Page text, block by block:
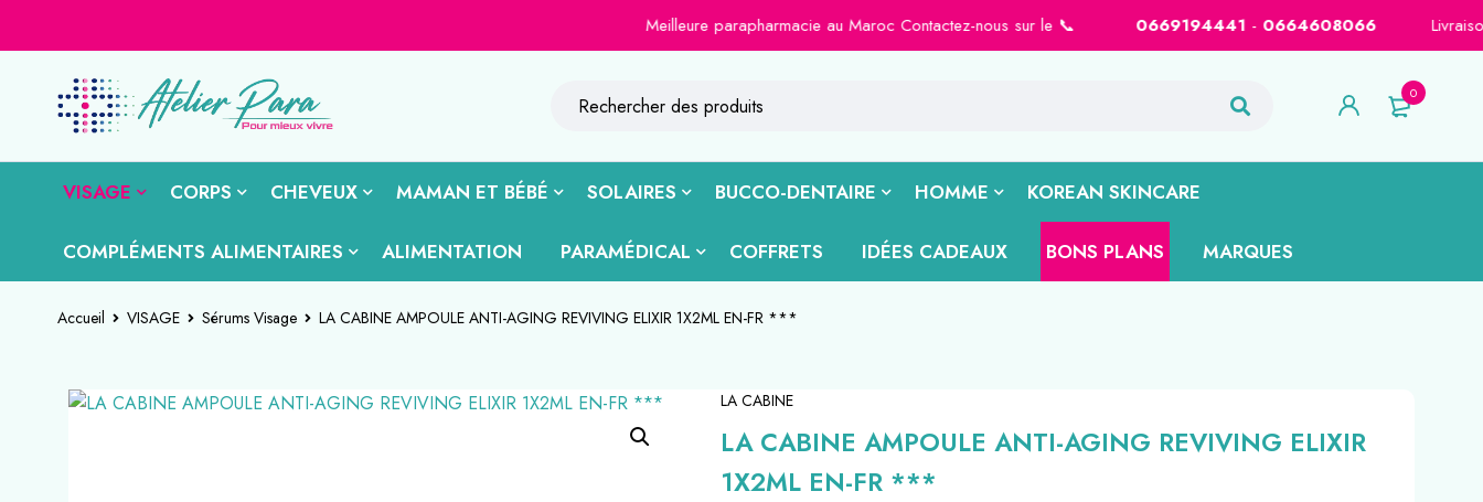
Meilleure parapharmacie au Maroc Contactez-nous sur le 📞0669194441 0664608066 Livraison gratuite sur
0
VISAGE CORPS CHEVEUX MAMAN ET BÉBÉ SOLAIRES BUCCO-DENTAIRE HOMME KOREAN SKINCARE
COMPLÉMENTS ALIMENTAIRES ALIMENTATION PARAMÉDICAL COFFRETS IDÉES CADEAUX BONS PLANS MARQUES
Accueil VISAGE Sérums Visage LA CABINE AMPOULE ANTI-AGING REVIVING ELIXIR 1X2ML EN-FR ***
LA CABINE
LA CABINE AMPOULE ANTI-AGING REVIVING ELIXIR
1X2ML EN-FR ***